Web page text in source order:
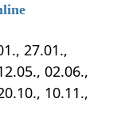
27.01.,
02.06.,
10.11.,